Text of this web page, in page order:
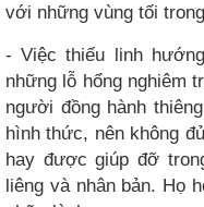
với những vùng tối
- Việc thiếu linh
những lỗ hổng nghiêm
người đồng hành
hình thức, nên không
hay được giúp đỡ
liêng và nhân bản. Họ